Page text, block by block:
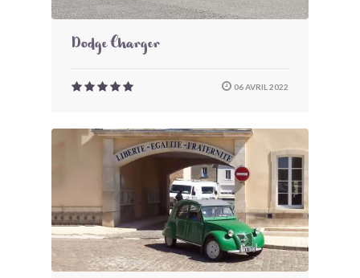
Dodge Charger
06 AVRIL 2022